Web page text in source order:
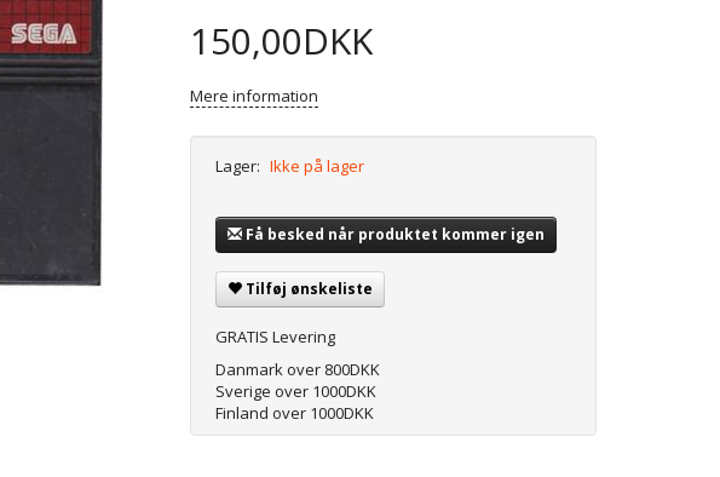
150,00DKK
Mere information
Lager: Ikke på lager
Få besked når produktet kommer igen
Tilføj ønskeliste
GRATIS Levering
Danmark over 800DKK
Sverige over 1000DKK
Finland over 1000DKK